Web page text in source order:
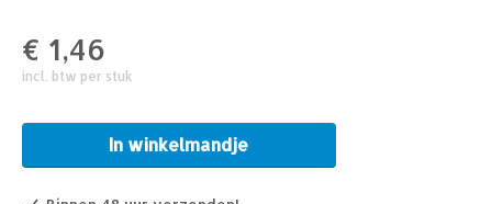
€ 1,46
incl. btw per stuk
In winkelmandje